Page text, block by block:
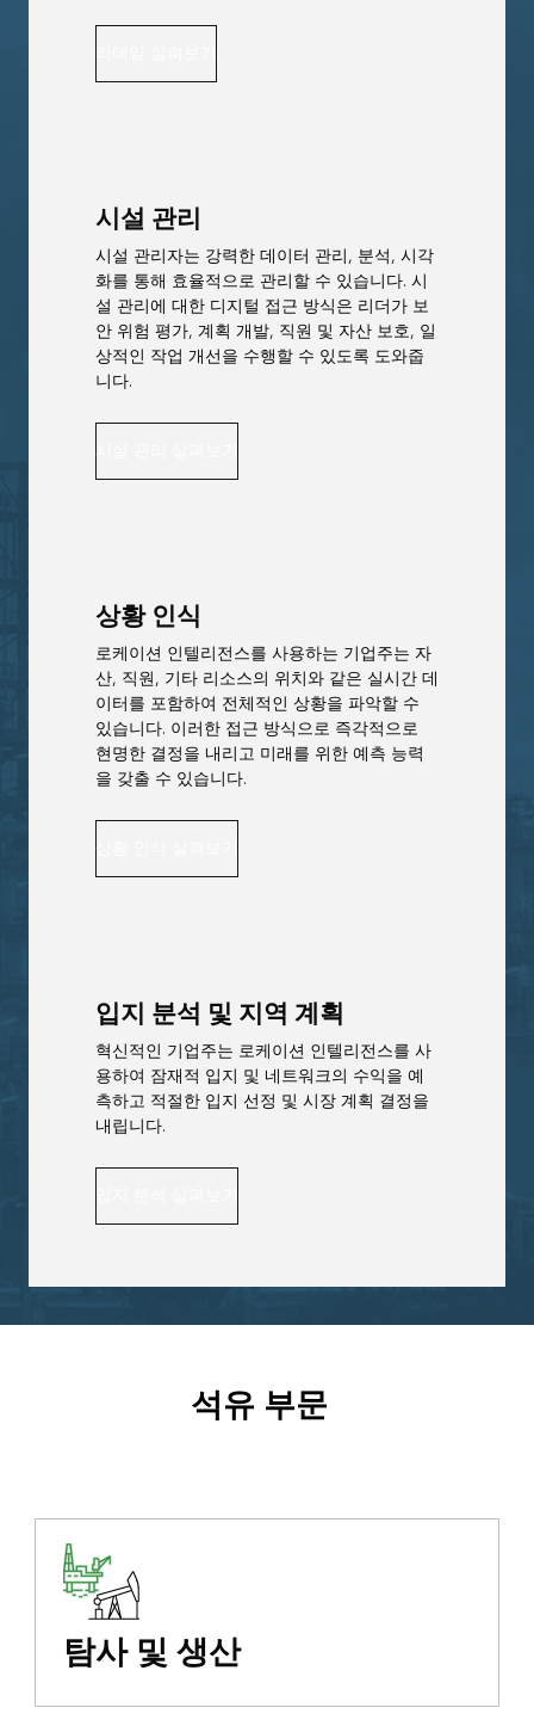
시설 관리
시설 관리자는 강력한 데이터 관리, 분석, 시각
화를 통해 효율적으로 관리할 수 있습니다. 시
설 관리에 대한 디지털 접근 방식은 리더가 보
안 위험 평가, 계획 개발, 직원 및 자산 보호, 일
상적인 작업 개선을 수행할 수 있도록 도와줍
니다.
시설 관리 살펴보기
상황 인식
로케이션 인텔리전스를 사용하는 기업주는 자
산, 직원, 기타 리소스의 위치와 같은 실시간 데
이터를 포함하여 전체적인 상황을 파악할 수
있습니다. 이러한 접근 방식으로 즉각적으로
현명한 결정을 내리고 미래를 위한 예측 능력
을 갖출 수 있습니다.
상황 인식 살펴보기
입지 분석 및 지역 계획
혁신적인 기업주는 로케이션 인텔리전스를 사
용하여 잠재적 입지 및 네트워크의 수익을 예
측하고 적절한 입지 선정 및 시장 계획 결정을
내립니다.
석유 부문
탐사 및 생산